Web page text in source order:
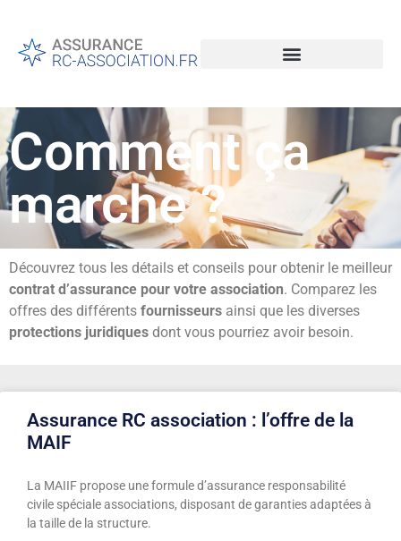
Comment ça
marche ?
Découvrez tous les détails et conseils pour obtenir le meilleur
contrat d’assurance pour votre association. Comparez les
offres des différents fournisseurs ainsi que les diverses
protections juridiques dont vous pourriez avoir besoin.
Assurance RC association : l’offre de la
MAIF
La MAIIF propose une formule d’assurance responsabilité
civile spéciale associations, disposant de garanties adaptées à
la taille de la structure.